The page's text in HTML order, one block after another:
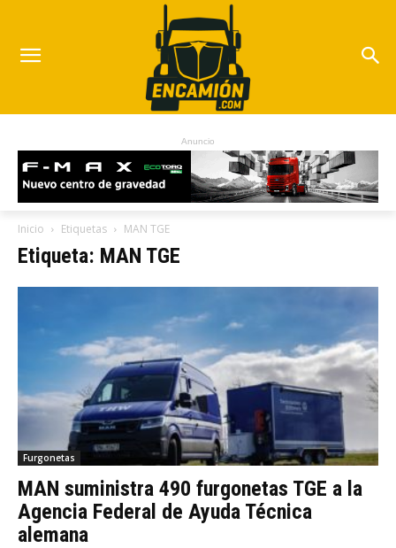
Anuncio
Inicio Etiquetas MAN TGE
Etiqueta: MAN TGE
Furgonetas
MAN suministra 490 furgonetas TGE a la
Agencia Federal de Ayuda Técnica
alemana